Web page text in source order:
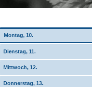
Montag, 10.
Dienstag, 11.
Mittwoch, 12.
Donnerstag, 13.